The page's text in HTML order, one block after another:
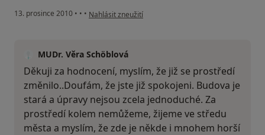
13. prosince 2010 • • • podle názoru uživatele Pacient
Nahlásit zneužití
MUDr. Věra Schöblová
Děkuji za hodnocení, myslím, že již se prostředí
změnilo..Doufám, že jste již spokojeni. Budova je
stará a úpravy nejsou zcela jednoduché. Za
prostředí kolem nemůžeme, žijeme ve středu
města a myslím, že zde je někde i mnohem horší